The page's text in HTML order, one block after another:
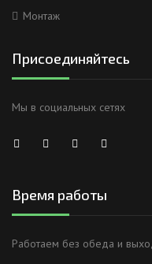
Монтаж
Присоединяйтесь
Мы в социальных сетях
Время работы
Работаем без обеда и